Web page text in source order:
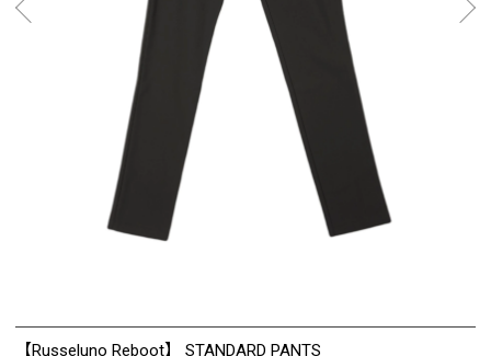
【Russeluno Reboot】 STANDARD PANTS